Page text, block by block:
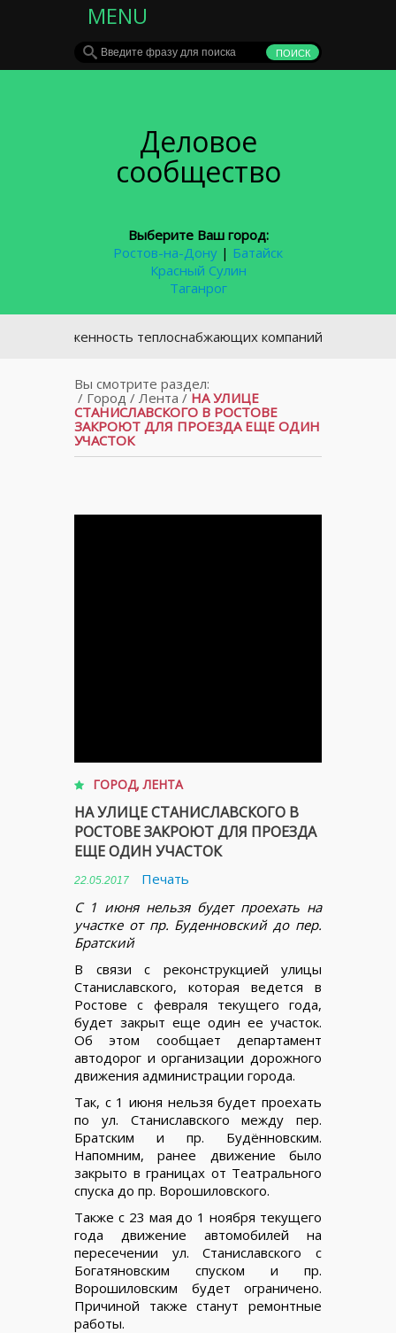
MENU
Деловое
сообщество
Выберите Ваш город:
Ростов-на-Дону | Батайск
Красный Сулин
Таганрог
теплоснабжающих компаний за газ в
Вы смотрите раздел:
/ Город/ Лента / НА УЛИЦЕ
СТАНИСЛАВСКОГО В РОСТОВЕ
ЗАКРОЮТ ДЛЯ ПРОЕЗДА ЕЩЕ ОДИН
УЧАСТОК
ГОРОД,ЛЕНТА
НА УЛИЦЕ СТАНИСЛАВСКОГО В
РОСТОВЕ ЗАКРОЮТ ДЛЯ ПРОЕЗДА
ЕЩЕ ОДИН УЧАСТОК
22.05.2017
Печать
С 1 июня нельзя будет проехать на
участке от пр. Буденновский до пер.
Братский
В связи с реконструкцией улицы
Станиславского, которая ведется в
Ростове с февраля текущего года,
будет закрыт еще один ее участок.
Об этом сообщает департамент
автодорог и организации дорожного
движения администрации города.
Так, с 1 июня нельзя будет проехать
по ул. Станиславского между пер.
Братским и пр. Будённовским.
Напомним, ранее движение было
закрыто в границах от Театрального
спуска до пр. Ворошиловского.
Также с 23 мая до 1 ноября текущего
года движение автомобилей на
пересечении ул. Станиславского с
Богатяновским спуском и пр.
Ворошиловским будет ограничено.
Причиной также станут ремонтные
работы.